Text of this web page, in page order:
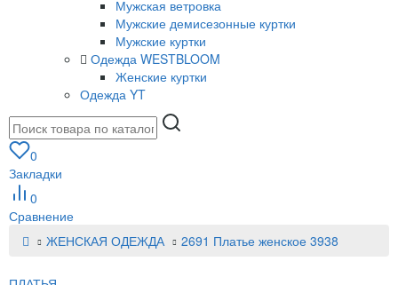
Мужская ветровка
Мужские демисезонные куртки
Мужские куртки
Одежда WESTBLOOM
Женские куртки
Одежда YT
0
Закладки
0
Сравнение
ЖЕНСКАЯ ОДЕЖДА
2691 Платье женское 3938